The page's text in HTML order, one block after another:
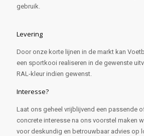
gebruik.
Levering
Door onze korte lijnen in de markt kan
een sportkooi realiseren in de gewenste
RAL-kleur indien gewenst.
Interesse?
Laat ons geheel vrijblijvend een passende
concrete interesse na ons voorstel maken
voor deskundig en betrouwbaar advies op